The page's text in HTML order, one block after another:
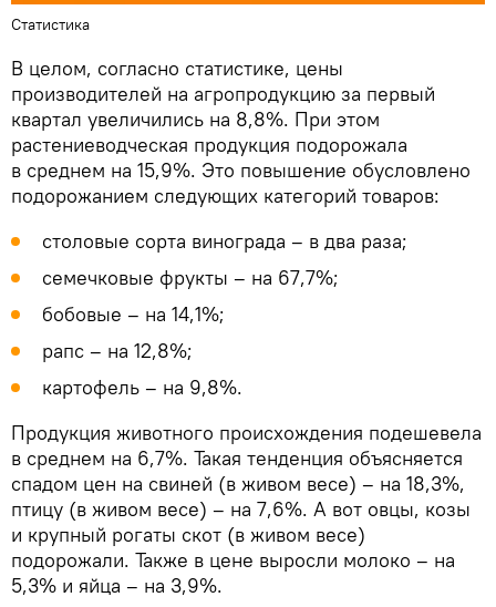
Статистика
В целом, согласно статистике, цены
производителей на агропродукцию за первый
квартал увеличились на 8,8%. При этом
растениеводческая продукция подорожала
в среднем на 15,9%. Это повышение обусловлено
подорожанием следующих категорий товаров:
столовые сорта винограда – в два раза;
семечковые фрукты – на 67,7%;
бобовые – на 14,1%;
рапс – на 12,8%;
картофель – на 9,8%.
Продукция животного происхождения подешевела
в среднем на 6,7%. Такая тенденция объясняется
спадом цен на свиней (в живом весе) – на 18,3%,
птицу (в живом весе) – на 7,6%. А вот овцы, козы
и крупный рогаты скот (в живом весе)
подорожали. Также в цене выросли молоко – на
5,3% и яйца – на 3,9%.